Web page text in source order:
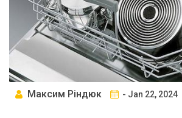
Максим Ріндюк - Jan 22, 2024